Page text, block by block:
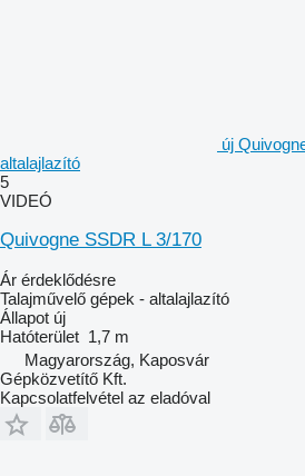
új
altalajlazító
5
VIDEÓ
Quivogne SSDR L 3/170
Ár érdeklődésre
Talajművelő gépek - altalajlazító
Állapot új
Hatóterület 1,7 m
Magyarország, Kaposvár
Gépközvetítő Kft.
Kapcsolatfelvétel az eladóval